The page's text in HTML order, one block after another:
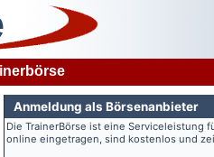
Anmeldung als Börsenanbieter
Die TrainerBörse ist eine Serviceleistung
online eingetragen, sind kostenlos und